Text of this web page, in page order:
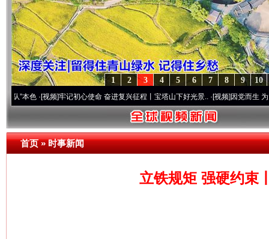
10
9
8
7
6
5
4
3
2
1
视频]牢记初心使命 奋进复兴征程丨宝塔山下好光景..·[视频]因党而生 为党而战——
首页»时事新闻
立铁规矩 强硬约束